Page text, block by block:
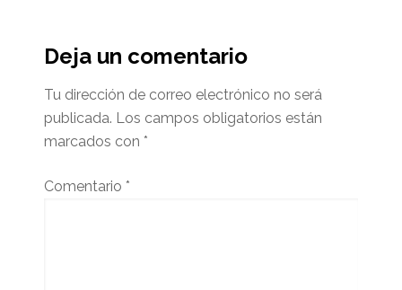
del
lector
Deja un comentario
Tu dirección de correo electrónico no será
publicada. Los campos obligatorios están
marcados con *
Comentario *